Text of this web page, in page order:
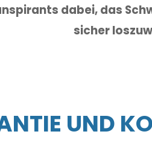
dabei, das
sicher
UND